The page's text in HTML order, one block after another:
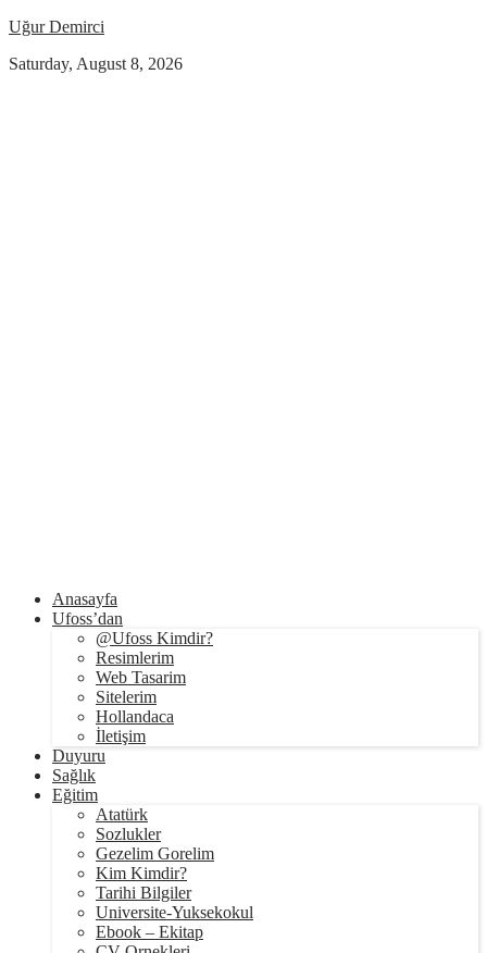
Uğur Demirci
Saturday, August 8, 2026
Anasayfa
Ufoss’dan
@Ufoss Kimdir?
Resimlerim
Web Tasarim
Sitelerim
Hollandaca
İletişim
Duyuru
Sağlık
Eğitim
Atatürk
Sozlukler
Gezelim Gorelim
Kim Kimdir?
Tarihi Bilgiler
Universite-Yuksekokul
Ebook – Ekitap